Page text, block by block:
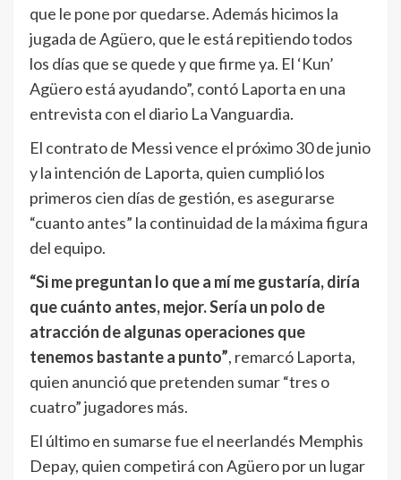
que le pone por quedarse. Además hicimos la
jugada de Agüero, que le está repitiendo todos
los días que se quede y que firme ya. El ‘Kun’
Agüero está ayudando”, contó Laporta en una
entrevista con el diario La Vanguardia.
El contrato de Messi vence el próximo 30 de junio
y la intención de Laporta, quien cumplió los
primeros cien días de gestión, es asegurarse
“cuanto antes” la continuidad de la máxima figura
del equipo.
“Si me preguntan lo que a mí me gustaría, diría
que cuánto antes, mejor. Sería un polo de
atracción de algunas operaciones que
tenemos bastante a punto”, remarcó Laporta,
quien anunció que pretenden sumar “tres o
cuatro” jugadores más.
El último en sumarse fue el neerlandés Memphis
Depay, quien competirá con Agüero por un lugar